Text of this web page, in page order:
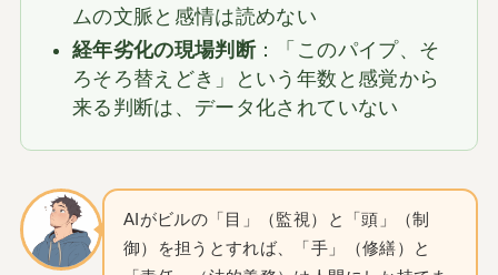
ムの文脈と感情は読めない
経年劣化の現場判断：「このパイプ、そ
ろそろ替えどき」という年数と感覚から
来る判断は、データ化されていない
AIがビルの「目」（監視）と「頭」（制
御）を担うとすれば、「手」（修繕）と